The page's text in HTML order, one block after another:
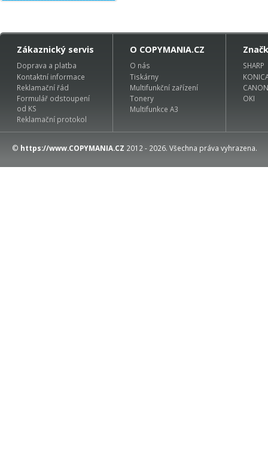
Zákaznický servis
Doprava a platba
Kontaktní informace
Reklamační řád
Formulář odstoupení
od KS
Reklamační protokol
O COPYMANIA.CZ
O nás
Tiskárny
Multifunkční zařízení
Tonery
Multifunkce A3
SHARP
CANON
OKI
© https://www.COPYMANIA.CZ 2012 - 2026. Všechna práva vyhrazena.